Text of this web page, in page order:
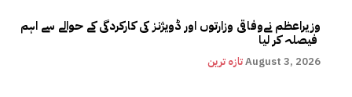
وزیراعظم نےوفاقی وزارتوں اور ڈویژنز کی کارکردگی کے حوالے سے اہم
تازہ ترینAugust 3, 2026